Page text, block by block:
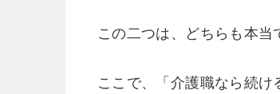
この二つは、どちらも本当
ここで、「介護職なら続